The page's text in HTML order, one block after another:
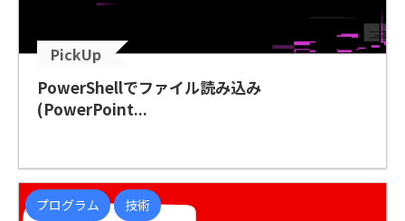
PickUp
PowerShellでファイル読み込み
(PowerPoint...
プログラム 技術